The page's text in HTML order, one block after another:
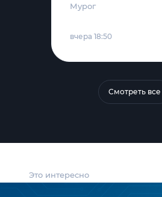
Это интересно
Мурог
вчера 18:50
Смотреть все